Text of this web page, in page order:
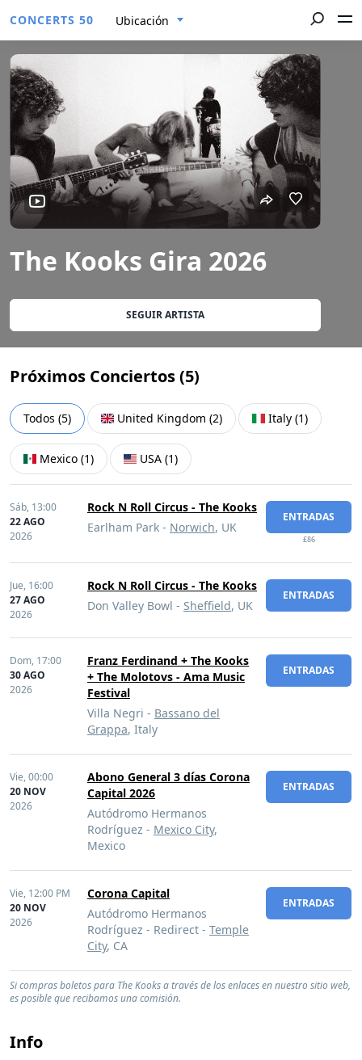
CONCERTS 50 Ubicación
The Kooks Gira 2026
SEGUIR ARTISTA
Próximos Conciertos (5)
Todos (5) United Kingdom (2) Italy (1)
Mexico (1) USA (1)
Sáb, 13:00
22 AGO
2026
Rock N Roll Circus - The Kooks
Earlham Park - Norwich, UK
ENTRADAS
£86
Jue, 16:00
27 AGO
2026
Rock N Roll Circus - The Kooks
Don Valley Bowl - Sheffield, UK
ENTRADAS
Dom, 17:00
30 AGO
2026
Franz Ferdinand + The Kooks
+ The Molotovs - Ama Music
Festival
Villa Negri - Bassano del
Grappa, Italy
ENTRADAS
Vie,00:00
20 NOV
2026
Abono General 3 días Corona
Capital 2026
Autódromo Hermanos
Rodríguez - Mexico City,
Mexico
ENTRADAS
Vie, 12:00 PM
20 NOV
2026
Corona Capital
Autódromo Hermanos
Rodríguez - Redirect - Temple
City, CA
ENTRADAS
Si compras boletos para The Kooks a través de los enlaces en nuestro sitio web,
es posible que recibamos una comisión.
Info